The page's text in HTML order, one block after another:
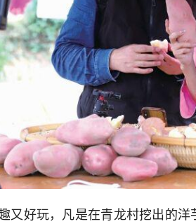
又好玩，凡是在青龙村挖出的